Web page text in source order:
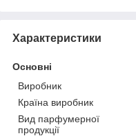
Характеристики
Основні
Виробник
Країна виробник
Вид парфумерної
продукції